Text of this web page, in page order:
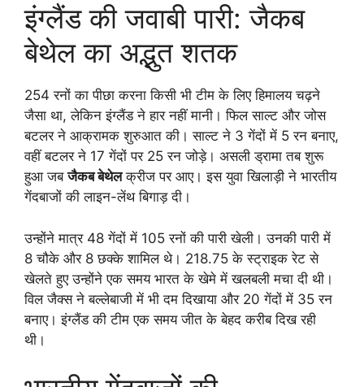
इंग्लैंड की जवाबी पारी: जैकब
बेथेल का अद्भुत शतक
254 रनों का पीछा करना किसी भी टीम के लिए हिमालय चढ़ने
जैसा था, लेकिन इंग्लैंड ने हार नहीं मानी। फिल साल्ट और जोस
बटलर ने आक्रामक शुरुआत की। साल्ट ने 3 गेंदों में 5 रन बनाए,
वहीं बटलर ने 17 गेंदों पर 25 रन जोड़े। असली ड्रामा तब शुरू
हुआ जबजैकब बेथेलक्रीज पर आए। इस युवा खिलाड़ी ने भारतीय
गेंदबाजों की लाइन-लेंथ बिगाड़ दी।
उन्होंने मात्र 48 गेंदों में 105 रनों की पारी खेली। उनकी पारी में
8 चौके और 8 छक्के शामिल थे। 218.75 के स्ट्राइक रेट से
खेलते हुए उन्होंने एक समय भारत के खेमे में खलबली मचा दी थी।
विल जैक्स ने बल्लेबाजी में भी दम दिखाया और 20 गेंदों में 35 रन
बनाए। इंग्लैंड की टीम एक समय जीत के बेहद करीब दिख रही
थी।